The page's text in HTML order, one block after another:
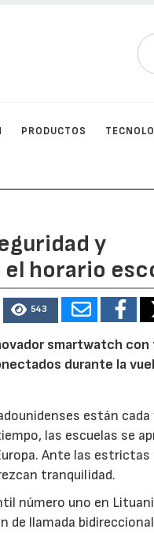
PRODUCTOS
y
horario
543
smartwatch con
durante la
están cada
las escuelas se
Ante las
tranquilidad.
número uno en
llamada